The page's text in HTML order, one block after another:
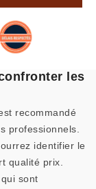
les
recommandé
professionnels.
identifier le
qualité prix.
sont